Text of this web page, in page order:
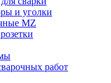
и уголки
MZ
работ